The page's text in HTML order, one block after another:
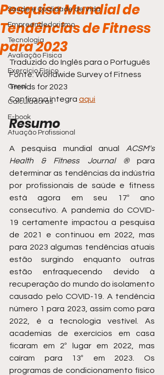
Saúde e Qualidade de Vida
Empreendedorismo
Tecnologia
Avaliação Física
Exercício Físico
Geral
Calculadoras
E-book
Atuação Profissional
Pesquisa Mundial de
Tendências de Fitness
para 2023
Traduzido do Inglês para o Português
Fonte: Worldwide Survey of Fitness
Trends for 2023
Confira na íntegra aqui
Resumo
A pesquisa mundial anual ACSM's
Health & Fitness Journal ® para
determinar as tendências da indústria
por profissionais de saúde e fitness
está agora em seu 17º ano
consecutivo. A pandemia do COVID-
19 certamente impactou a pesquisa
de 2021 e continuou em 2022, mas
para 2023 algumas tendências atuais
estão surgindo enquanto outras
estão enfraquecendo devido à
recuperação do mundo do isolamento
causado pelo COVID-19. A tendência
número 1 para 2023, assim como para
2022, é a tecnologia vestível. As
academias de exercícios em casa
ficaram em 2º lugar em 2022, mas
caíram para 13º em 2023. Os
programas de condicionamento físico